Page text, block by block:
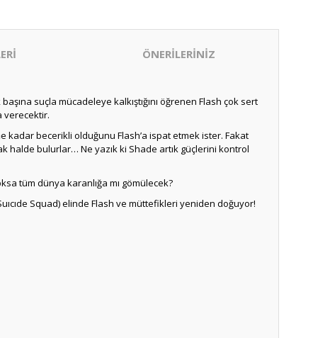
ÖNERİLERİNİZ
suçla mücadeleye kalkıştığını öğrenen Flash çok sert
verecektir.
kadar becerikli olduğunu Flash’a ispat etmek ister. Fakat
halde bulurlar… Ne yazık ki Shade artık güçlerini kontrol
tüm dünya karanlığa mı gömülecek?
Squad) elinde Flash ve müttefikleri yeniden doğuyor!